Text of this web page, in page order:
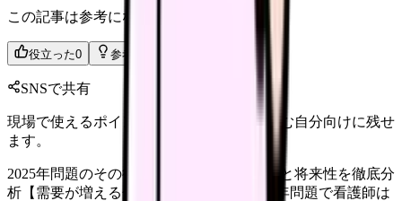
この記事は参考になりましたか？
役立った0 参考になった
SNSで共有
現場で使えるポイントを、同僚やあとで読む自分向けに残せ
ます。
2025年問題のその後｜2026年の看護師需要と将来性を徹底分
析【需要が増える分野TOP5も紹介】 2025年問題で看護師は